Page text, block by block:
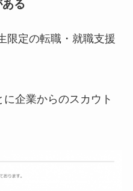
る
限定の転職・就職支援
企業からのスカウト